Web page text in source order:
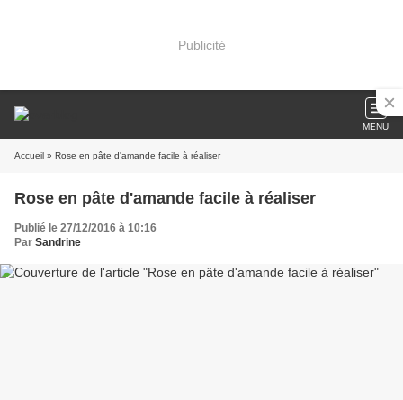
Publicité
MENU
Accueil » Rose en pâte d'amande facile à réaliser
Rose en pâte d'amande facile à réaliser
Publié le 27/12/2016 à 10:16
Par Sandrine